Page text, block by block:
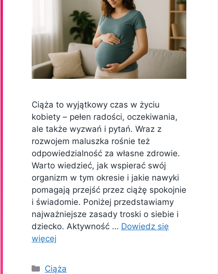
Ciąża to wyjątkowy czas w życiu
kobiety – pełen radości, oczekiwania,
ale także wyzwań i pytań. Wraz z
rozwojem maluszka rośnie też
odpowiedzialność za własne zdrowie.
Warto wiedzieć, jak wspierać swój
organizm w tym okresie i jakie nawyki
pomagają przejść przez ciążę spokojnie
i świadomie. Poniżej przedstawiamy
najważniejsze zasady troski o siebie i
dziecko. Aktywność … Dowiedz się
więcej
Kategorie
Ciąża